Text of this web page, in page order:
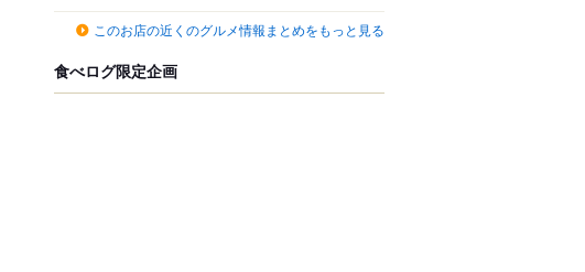
このお店の近くのグルメ情報まとめをもっと見る
食べログ限定企画